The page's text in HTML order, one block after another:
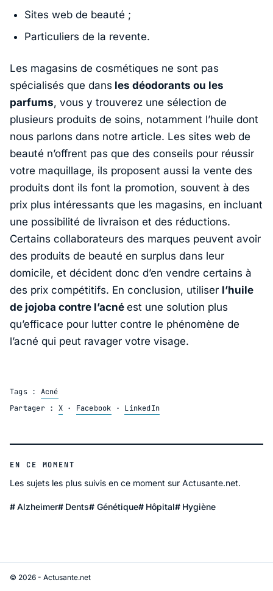
Sites web de beauté ;
Particuliers de la revente.
Les magasins de cosmétiques ne sont pas
spécialisés que dans les déodorants ou les
parfums, vous y trouverez une sélection de
plusieurs produits de soins, notamment l’huile dont
nous parlons dans notre article. Les sites web de
beauté n’offrent pas que des conseils pour réussir
votre maquillage, ils proposent aussi la vente des
produits dont ils font la promotion, souvent à des
prix plus intéressants que les magasins, en incluant
une possibilité de livraison et des réductions.
Certains collaborateurs des marques peuvent avoir
des produits de beauté en surplus dans leur
domicile, et décident donc d’en vendre certains à
des prix compétitifs. En conclusion, utiliser l’huile
de jojoba contre l’acné est une solution plus
qu’efficace pour lutter contre le phénomène de
l’acné qui peut ravager votre visage.
Tags : Acné
Partager : X· Facebook · LinkedIn
EN CE MOMENT
Les sujets les plus suivis en ce moment sur Actusante.net.
Alzheimer Dents Génétique Hôpital Hygiène
© 2026 - Actusante.net